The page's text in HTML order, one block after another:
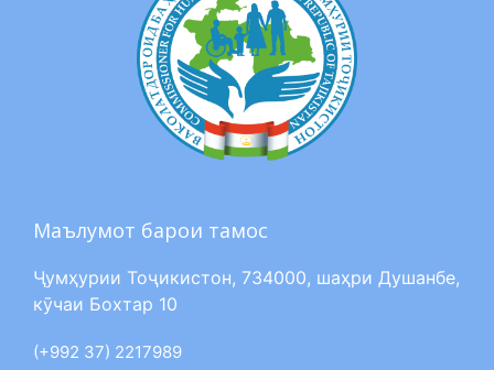
Маълумот барои тамос
Ҷумҳурии Тоҷикистон, 734000, шаҳри Душанбе,
кӯчаи Бохтар 10
(+992 37) 2217989